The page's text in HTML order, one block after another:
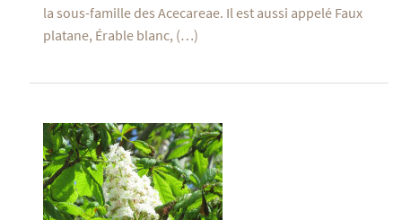
la sous-famille des Acecareae. Il est aussi appelé Faux
platane, Érable blanc, (…)